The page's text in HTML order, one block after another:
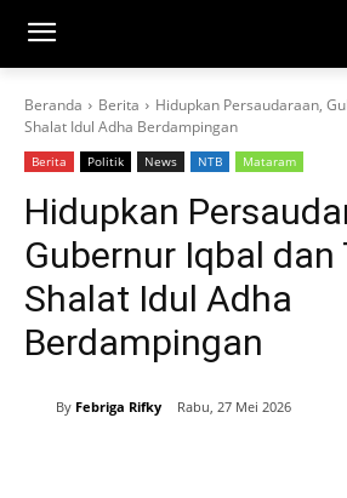
Beranda Berita
Hidupkan Persaudaraan,
Shalat Idul Adha Berdampingan
Berita Politik News NTB Mataram
Hidupkan
Gubernur Iqbal dan
Shalat Idul Adha
Berdampingan
By Febriga Rifky Rabu, 27 Mei 2026